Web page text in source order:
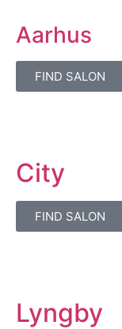
Aarhus
FIND SALON
City
FIND SALON
Lyngby